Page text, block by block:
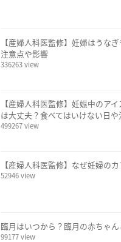
【産婦人科医監修】妊婦はうな
注意点や影響
336263 view
【産婦人科医監修】妊娠中のア
は大丈夫？食べてはいけない日や
499267 view
【産婦人科医監修】なぜ妊婦の
52946 view
臨月はいつから？臨月の赤ちゃ
99177 view